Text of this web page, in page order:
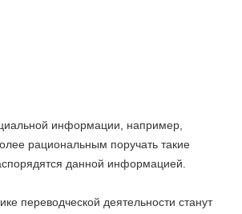
информации, например,
рациональным поручать такие
данной информацией.
переводческой деятельности станут